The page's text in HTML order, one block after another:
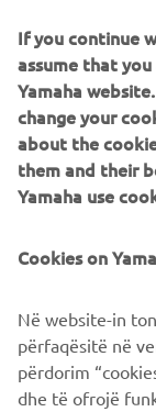
If you continue
assume that
Yamaha
change your
about the
them and their
Yamaha use
Cookies on
Në website-in
përfaqësitë në
përdorim
dhe të ofrojë